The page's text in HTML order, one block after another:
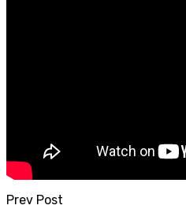
Prev Post